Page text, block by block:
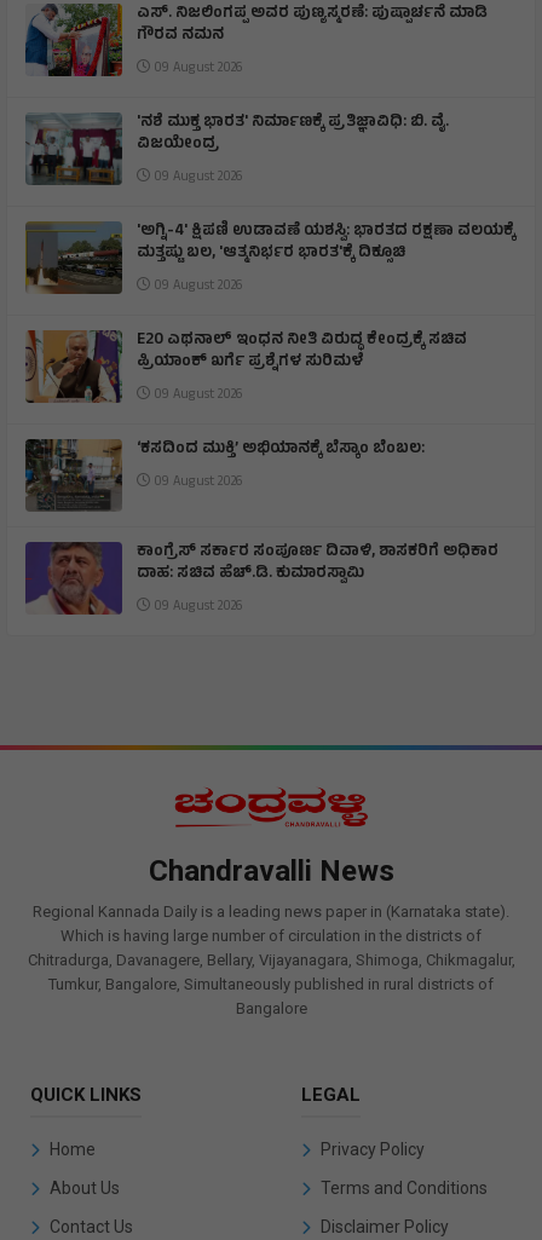
ಎಸ್. ನಿಜಲಿಂಗಪ್ಪ ಅವರ ಪುಣ್ಯಸ್ಮರಣೆ: ಪುಷ್ಪಾರ್ಚನೆ ಮಾಡಿ
ಗೌರವ ನಮನ​
09 August 2026
'ನಶೆ ಮುಕ್ತ ಭಾರತ' ನಿರ್ಮಾಣಕ್ಕೆ ಪ್ರತಿಜ್ಞಾವಿಧಿ: ಬಿ. ವೈ.
ವಿಜಯೇಂದ್ರ
09 August 2026
'ಅಗ್ನಿ-4' ಕ್ಷಿಪಣಿ ಉಡಾವಣೆ ಯಶಸ್ವಿ: ಭಾರತದ ರಕ್ಷಣಾ ವಲಯಕ್ಕೆ
ಮತ್ತಷ್ಟು ಬಲ, 'ಆತ್ಮನಿರ್ಭರ ಭಾರತ'ಕ್ಕೆ ದಿಕ್ಸೂಚಿ
09 August 2026
E20 ಎಥನಾಲ್ ಇಂಧನ ನೀತಿ ವಿರುದ್ಧ ಕೇಂದ್ರಕ್ಕೆ ಸಚಿವ
ಪ್ರಿಯಾಂಕ್ ಖರ್ಗೆ ಪ್ರಶ್ನೆಗಳ ಸುರಿಮಳೆ
09 August 2026
‘ಕಸದಿಂದ ಮುಕ್ತಿ’ ಅಭಿಯಾನಕ್ಕೆ ಬೆಸ್ಕಾಂ ಬೆಂಬಲ:
09 August 2026
ಕಾಂಗ್ರೆಸ್ ಸರ್ಕಾರ ಸಂಪೂರ್ಣ ದಿವಾಳಿ, ಶಾಸಕರಿಗೆ ಅಧಿಕಾರ
ದಾಹ: ಸಚಿವ ಹೆಚ್.ಡಿ. ಕುಮಾರಸ್ವಾಮಿ
09 August 2026
Chandravalli News
Regional Kannada Daily is a leading news paper in (Karnataka state).
Which is having large number of circulation in the districts of
Chitradurga, Davanagere, Bellary, Vijayanagara, Shimoga, Chikmagalur,
Tumkur, Bangalore, Simultaneously published in rural districts of
Bangalore
QUICK LINKS
Home
About Us
Contact Us
LEGAL
Privacy Policy
Terms and Conditions
Disclaimer Policy